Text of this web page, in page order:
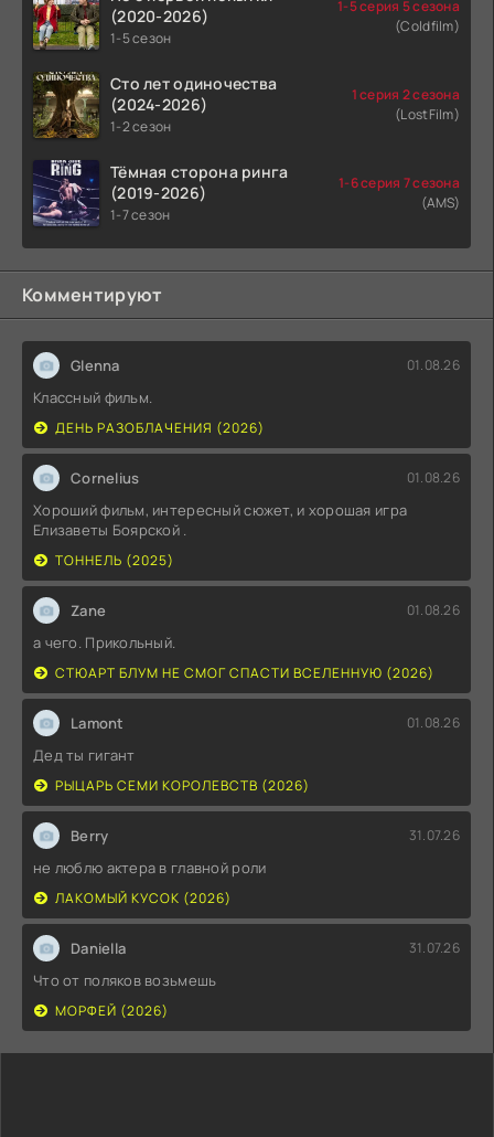
(2020-2026)
1-5 сезон
1-5 серия 5 сезона
(Coldfilm)
Сто лет одиночества
(2024-2026)
1-2 сезон
1 серия 2 сезона
(LostFilm)
Тёмная сторона ринга
(2019-2026)
1-7 сезон
1-6 серия 7 сезона
(AMS)
Комментируют
Glenna 01.08.26
Классный фильм.
ДЕНЬ РАЗОБЛАЧЕНИЯ (2026)
Cornelius 01.08.26
Хороший фильм, интересный сюжет, и хорошая игра
Елизаветы Боярской .
ТОННЕЛЬ (2025)
Zane 01.08.26
а чего. Прикольный.
СТЮАРТ БЛУМ НЕ СМОГ СПАСТИ ВСЕЛЕННУЮ (2026)
Lamont 01.08.26
Дед ты гигант
РЫЦАРЬ СЕМИ КОРОЛЕВСТВ (2026)
Berry 31.07.26
не люблю актера в главной роли
ЛАКОМЫЙ КУСОК (2026)
Daniella 31.07.26
Что от поляков возьмешь
МОРФЕЙ (2026)